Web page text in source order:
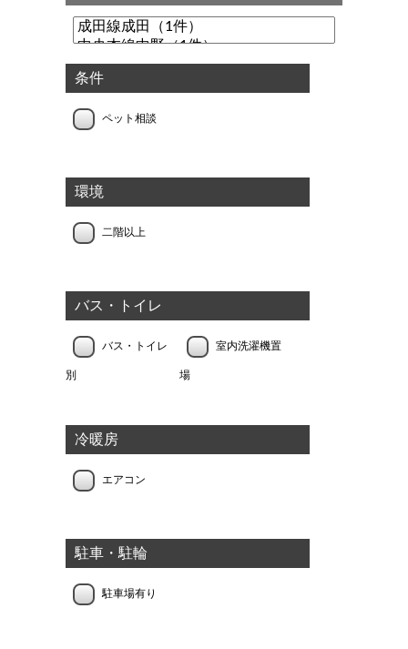
条件
ペット相談
環境
二階以上
バス・トイレ
バス・トイレ
別
室内洗濯機置
場
冷暖房
エアコン
駐車・駐輪
駐車場有り